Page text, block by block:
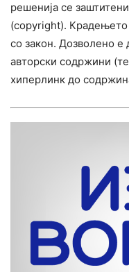
решенија се
(copyright). Крадењето
со закон. Дозволено
авторски содржини
хиперлинк до